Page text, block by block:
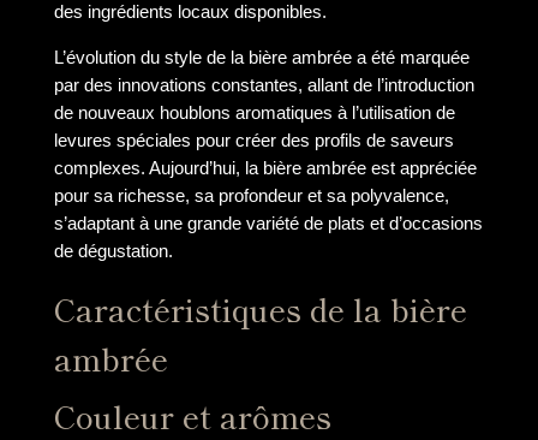
des ingrédients locaux disponibles.
L’évolution du style de la bière ambrée a été marquée
par des innovations constantes, allant de l’introduction
de nouveaux houblons aromatiques à l’utilisation de
levures spéciales pour créer des profils de saveurs
complexes. Aujourd’hui, la bière ambrée est appréciée
pour sa richesse, sa profondeur et sa polyvalence,
s’adaptant à une grande variété de plats et d’occasions
de dégustation.
Caractéristiques de la bière
ambrée
Couleur et arômes